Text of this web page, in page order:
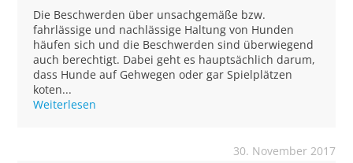
Die Beschwerden über unsachgemäße bzw.
fahrlässige und nachlässige Haltung von Hunden
häufen sich und die Beschwerden sind überwiegend
auch berechtigt. Dabei geht es hauptsächlich darum,
dass Hunde auf Gehwegen oder gar Spielplätzen
koten...
Weiterlesen
30. November 2017